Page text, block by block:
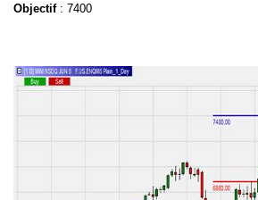
Objectif: 7400